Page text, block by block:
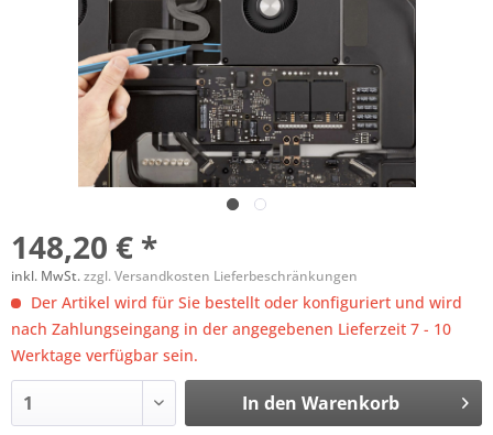
148,20 € *
inkl. MwSt.zzgl. Versandkosten Lieferbeschränkungen
Der Artikel wird für Sie bestellt oder konfiguriert und wird
nach Zahlungseingang in der angegebenen Lieferzeit 7 - 10
Werktage verfügbar sein.
In den Warenkorb